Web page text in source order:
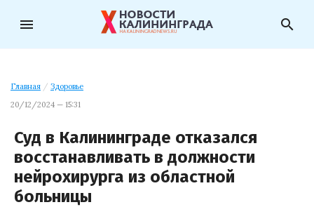
menu search
Главная / Здоровье
20/12/2024 — 15:31
Суд в Калининграде отказался
восстанавливать в должности
нейрохирурга из областной
больницы